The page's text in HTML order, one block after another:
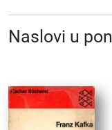
Naslovi u